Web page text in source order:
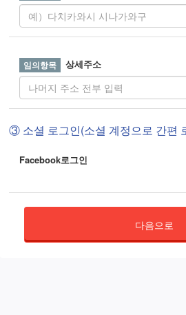
상세주소
③ 소셜 로그인(소셜 계정으로 간편
Facebook로그인